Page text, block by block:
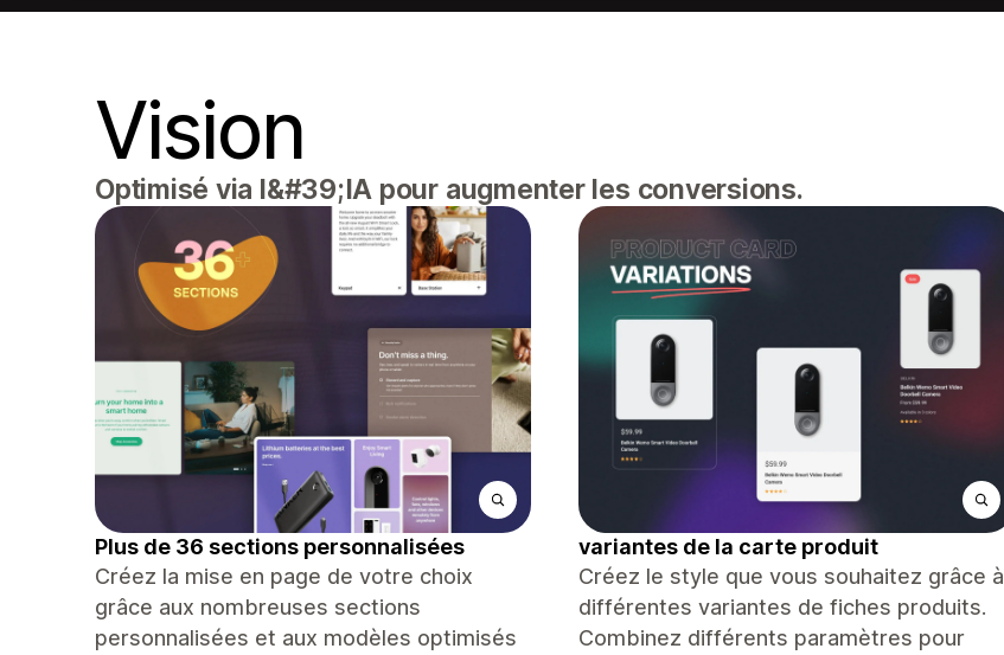
Vision
Optimisé via l&#39;IA pour augmenter les conversions.
Plus de 36 sections personnalisées
Créez la mise en page de votre choix
grâce aux nombreuses sections
personnalisées et aux modèles optimisés
variantes de la carte produit
Créez le style que vous souhaitez grâce à
différentes variantes de fiches produits.
Combinez différents paramètres pour